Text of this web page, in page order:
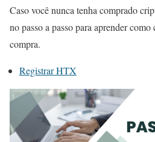
Caso você nunca tenha comprado
no passo a passo para aprender
compra.
Registrar HTX